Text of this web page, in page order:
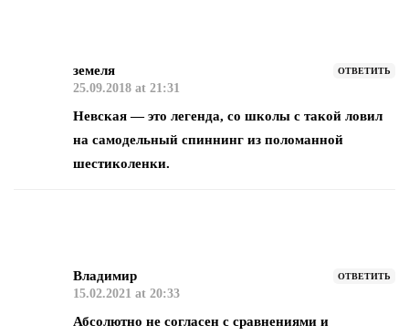
ОТВЕТИТЬ
земеля
25.09.2018 at 21:31
Невская — это легенда, со школы с такой ловил
на самодельный спиннинг из поломанной
шестиколенки.
ОТВЕТИТЬ
Владимир
15.02.2021 at 20:33
Абсолютно не согласен с сравнениями и